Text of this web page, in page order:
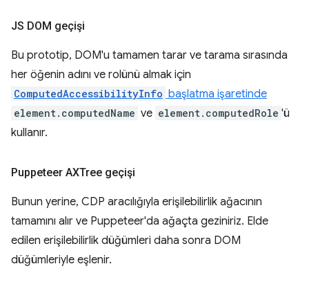
JS DOM geçişi
Bu prototip, DOM'u tamamen tarar ve tarama sırasında
her öğenin adını ve rolünü almak için
ComputedAccessibilityInfo başlatma işaretinde
element.computedName ve element.computedRole 'ü
kullanır.
Puppeteer AXTree geçişi
Bunun yerine, CDP aracılığıyla erişilebilirlik ağacının
tamamını alır ve Puppeteer'da ağaçta geziniriz. Elde
edilen erişilebilirlik düğümleri daha sonra DOM
düğümleriyle eşlenir.